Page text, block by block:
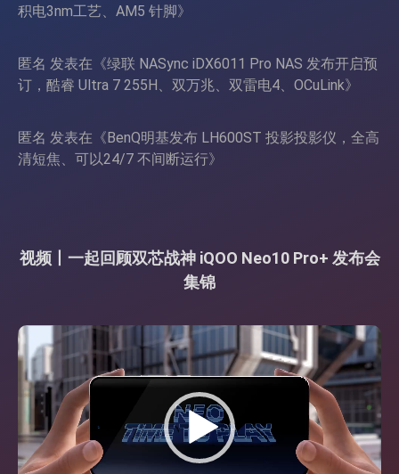
积电3nm工艺、AM5 针脚》
匿名 发表在《绿联 NASync iDX6011 Pro NAS 发布开启预
订，酷睿 Ultra 7 255H、双万兆、双雷电4、OCuLink》
匿名 发表在《 BenQ明基发布 LH600ST 投影投影仪，全高
清短焦、可以24/7 不间断运行》
视频丨一起回顾双芯战神 iQOO Neo10 Pro+ 发布会
集锦
视
频
播
放
器